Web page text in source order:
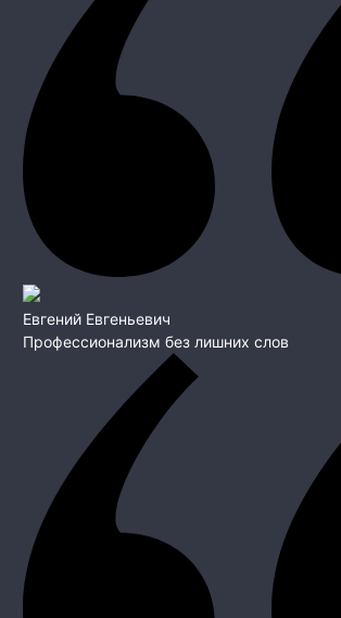
Евгений Евгеньевич
Профессионализм без лишних слов